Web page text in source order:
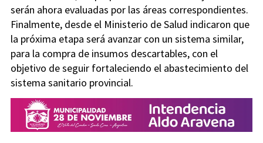
serán ahora evaluadas por las áreas correspondientes.
Finalmente, desde el Ministerio de Salud indicaron que
la próxima etapa será avanzar con un sistema similar,
para la compra de insumos descartables, con el
objetivo de seguir fortaleciendo el abastecimiento del
sistema sanitario provincial.